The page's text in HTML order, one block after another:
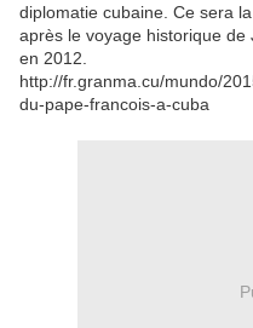
diplomatie cubaine. Ce sera
après le voyage historique
en 2012.
http://fr.granma.cu/mundo/
du-pape-francois-a-cuba